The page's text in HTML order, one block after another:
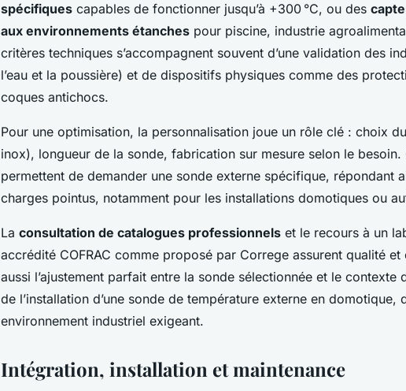
spécifiques capables de fonctionner jusqu’à +300 °C, ou des
aux environnements étanches pour piscine, industrie
critères techniques s’accompagnent souvent d’une validation des
l’eau et la poussière) et de dispositifs physiques comme des
coques antichocs.
Pour une optimisation, la personnalisation joue un rôle clé : choix
inox), longueur de la sonde, fabrication sur mesure selon le
permettent de demander une sonde externe spécifique, répondant
charges pointus, notamment pour les installations domotiques ou
La consultation de catalogues professionnels et le recours à un
accrédité COFRAC comme proposé par Correge assurent qualité
aussi l’ajustement parfait entre la sonde sélectionnée et le contexte
de l’installation d’une sonde de température externe en domotique,
environnement industriel exigeant.
Intégration, installation et maintenance